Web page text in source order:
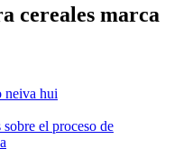
cereales marca
neiva hui
el proceso de